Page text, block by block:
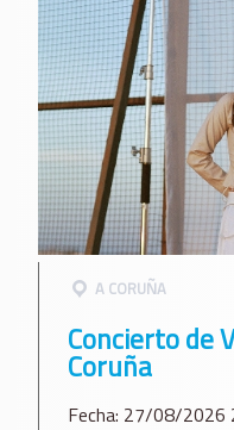
A CORUÑA
Concierto de
Coruña
Fecha: 27/08/2026